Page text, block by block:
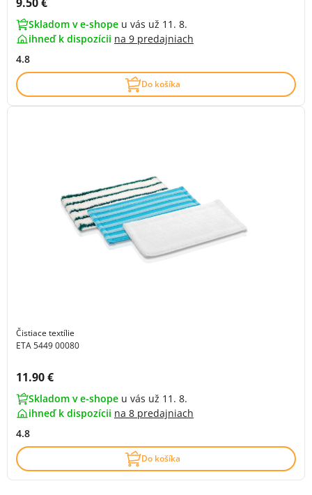
Skladom v e-shope u vás už 11. 8.
ihneď k dispozícii na 9 predajniach
4.8
Do košíka
Čistiace textílie
ETA 5449 00080
Cena s DPH:
11.90 €
Skladom v e-shope u vás už 11. 8.
ihneď k dispozícii na 8 predajniach
4.8
Do košíka